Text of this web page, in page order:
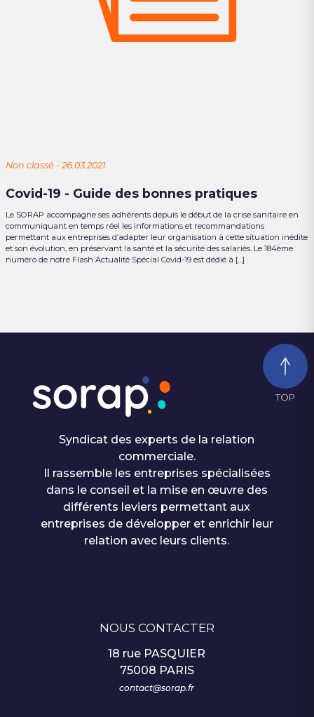
Non classé - 26.03.2021
Covid-19 - Guide des bonnes pratiques
Le SORAP accompagne ses adhérents depuis le début de la crise sanitaire en
communiquant en temps réel les informations et recommandations
permettant aux entreprises d’adapter leur organisation à cette situation inédite
et son évolution, en préservant la santé et la sécurité des salariés. Le 184ème
numéro de notre Flash Actualité Spécial Covid-19 est dédié à […]
TOP
Syndicat des experts de la relation
commerciale.
Il rassemble les entreprises spécialisées
dans le conseil et la mise en œuvre des
différents leviers permettant aux
entreprises de développer et enrichir leur
relation avec leurs clients.
NOUS CONTACTER
18 rue PASQUIER
75008 PARIS
contact@sorap.fr